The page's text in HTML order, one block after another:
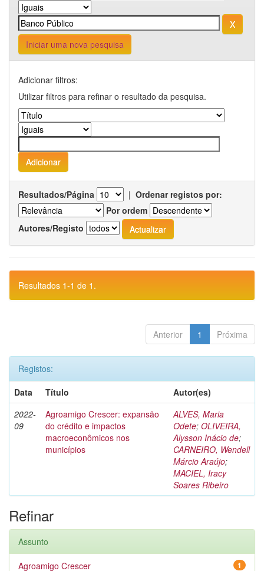
Iniciar uma nova pesquisa
Adicionar filtros:
Utilizar filtros para refinar o resultado da pesquisa.
Resultados/Página | Ordenar registos por:
Por ordem
Autores/Registo
Resultados 1-1 de 1.
Anterior 1 Próxima
Registos:
Data
Título
Autor(es)
2022-
09
Agroamigo Crescer: expansão
do crédito e impactos
macroeconômicos nos
municípios
ALVES, Maria
Odete; OLIVEIRA,
Alysson Inácio de;
CARNEIRO, Wendell
Márcio Araújo;
MACIEL, Iracy
Soares Ribeiro
Refinar
Assunto
1
Agroamigo Crescer